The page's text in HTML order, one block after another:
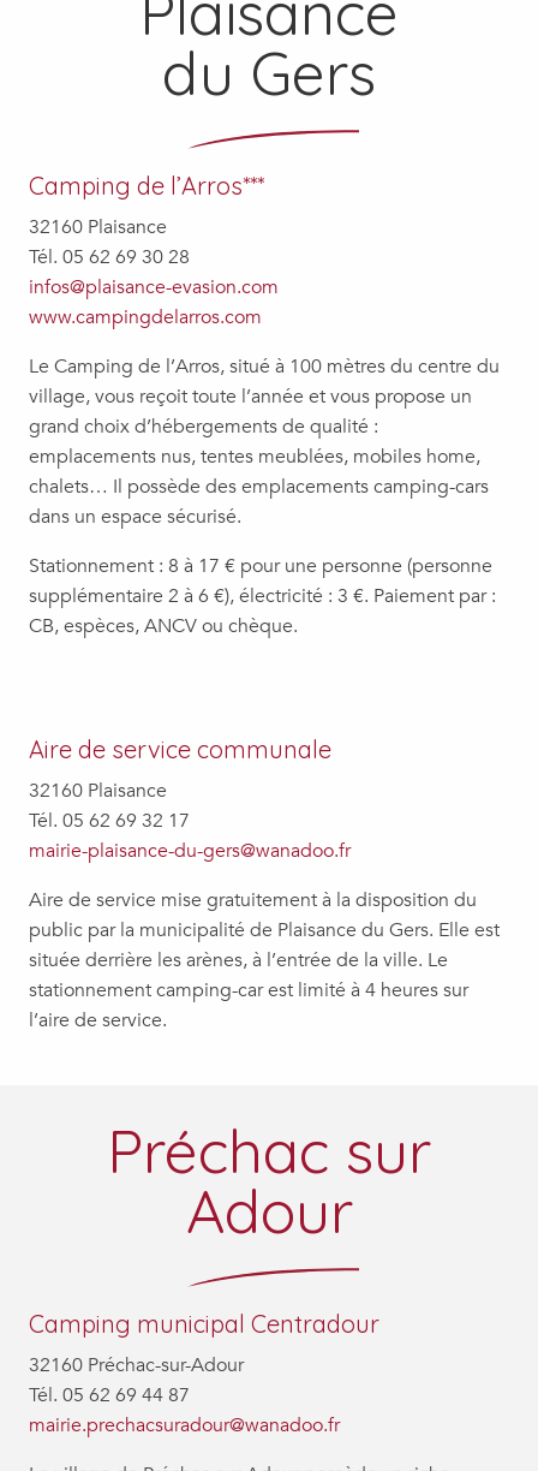
du Gers
Camping de l’Arros***
32160 Plaisance
Tél. 05 62 69 30 28
infos@plaisance-evasion.com
www.campingdelarros.com
Le Camping de l’Arros, situé à 100 mètres du centre du
village, vous reçoit toute l’année et vous propose un
grand choix d’hébergements de qualité :
emplacements nus, tentes meublées, mobiles home,
chalets… Il possède des emplacements camping-cars
dans un espace sécurisé.
Stationnement : 8 à 17 € pour une personne (personne
supplémentaire 2 à 6 €), électricité : 3 €. Paiement par :
CB, espèces, ANCV ou chèque.
Aire de service communale
32160 Plaisance
Tél. 05 62 69 32 17
mairie-plaisance-du-gers@wanadoo.fr
Aire de service mise gratuitement à la disposition du
public par la municipalité de Plaisance du Gers. Elle est
située derrière les arènes, à l’entrée de la ville. Le
stationnement camping-car est limité à 4 heures sur
l’aire de service.
Préchac sur
Adour
Camping municipal Centradour
32160 Préchac-sur-Adour
Tél. 05 62 69 44 87
mairie.prechacsuradour@wanadoo.fr